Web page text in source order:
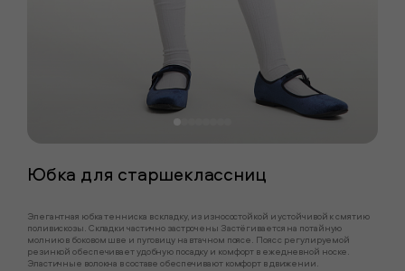
Юбка для старшеклассниц
Элегантная юбка тенниска в складку, из износостойкой и устойчивой к смятию
поливискозы. Складки частично застрочены Застёгивается на потайную
молнию в боковом шве и пуговицу на втачном поясе. Пояс с регулируемой
резинкой обеспечивает удобную посадку и комфорт в ежедневной носке.
Эластичные волокна в составе обеспечивают комфорт в движении.